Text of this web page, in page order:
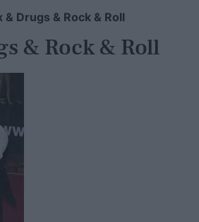
& Drugs & Rock & Roll
& Rock & Roll